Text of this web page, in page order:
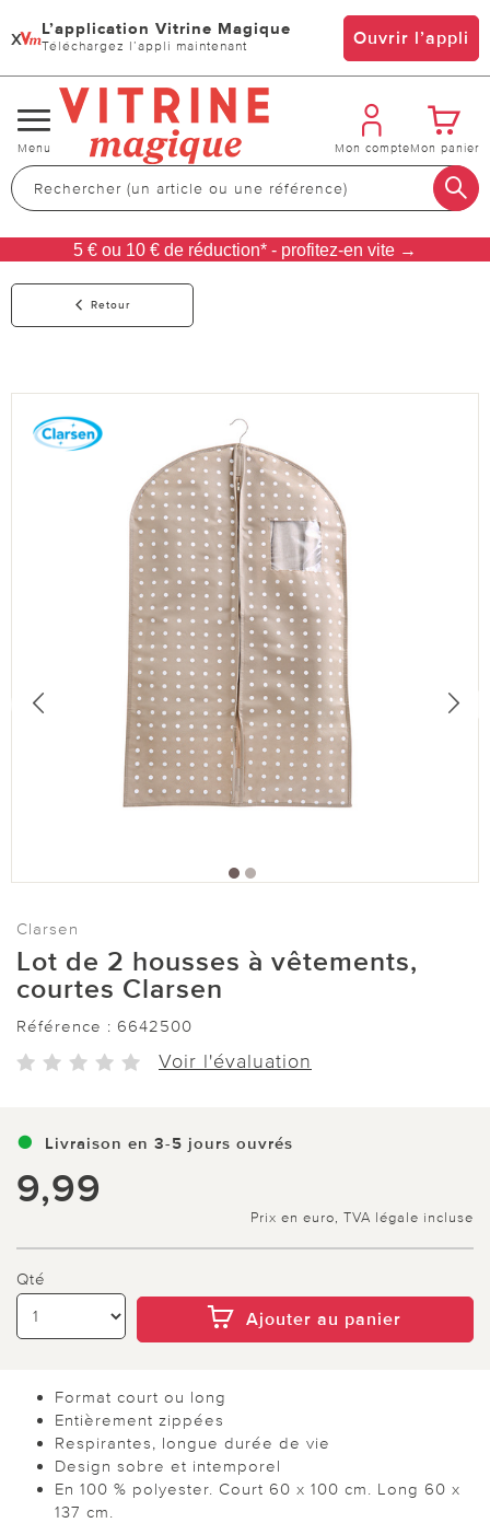
x L’application Vitrine Magique
Téléchargez l’appli maintenant Ouvrir l’appli
Changer
de
navigation
Menu Mon compteMon panier
5 € ou 10 € de réduction* - profitez-en vite →
Retour
Clarsen
Lot de 2 housses à vêtements,
courtes Clarsen
Référence : 6642500
Voir l'évaluation
Livraison en 3-5 jours ouvrés
9,99
Prix en euro, TVA légale incluse
Qté
Ajouter au panier
Format court ou long
Entièrement zippées
Respirantes, longue durée de vie
Design sobre et intemporel
En 100 % polyester. Court 60 x 100 cm. Long 60 x
137 cm.